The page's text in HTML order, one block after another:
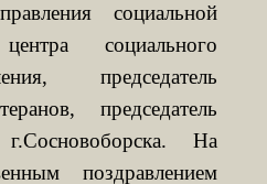
социальной
социального
председатель
председатель
На
поздравлением